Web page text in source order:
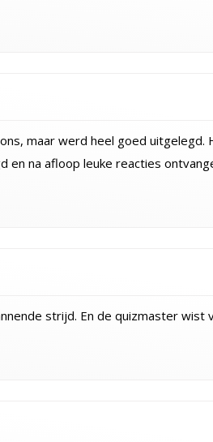
maar werd heel goed uitgelegd.
na afloop leuke reacties
strijd. En de quizmaster wist